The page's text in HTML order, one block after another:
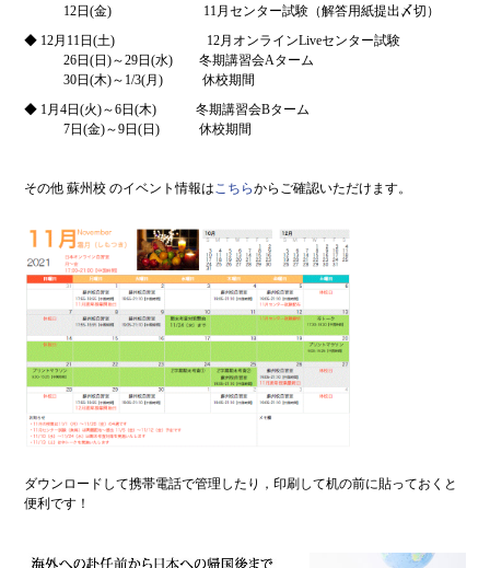
12日(金) 11月センター試験（解答用紙提出〆切）
◆ 12月11日(土) 12月オンラインLiveセンター試験
26日(日)～29日(水) 冬期講習会Aターム
30日(木)～1/3(月) 休校期間
◆ 1月4日(火)～6日(木) 冬期講習会Bターム
7日(金)～9日(日) 休校期間
その他 蘇州校 のイベント情報は こちらからご確認いただけます。
ダウンロードして携帯電話で管理したり，印刷して机の前に貼っておくと
便利です！